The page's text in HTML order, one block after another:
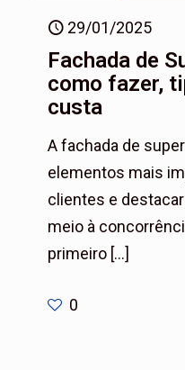
29/01/2025
Fachada de
como fazer,
custa
A fachada de
elementos mais
clientes e
meio à
primeiro […]
0